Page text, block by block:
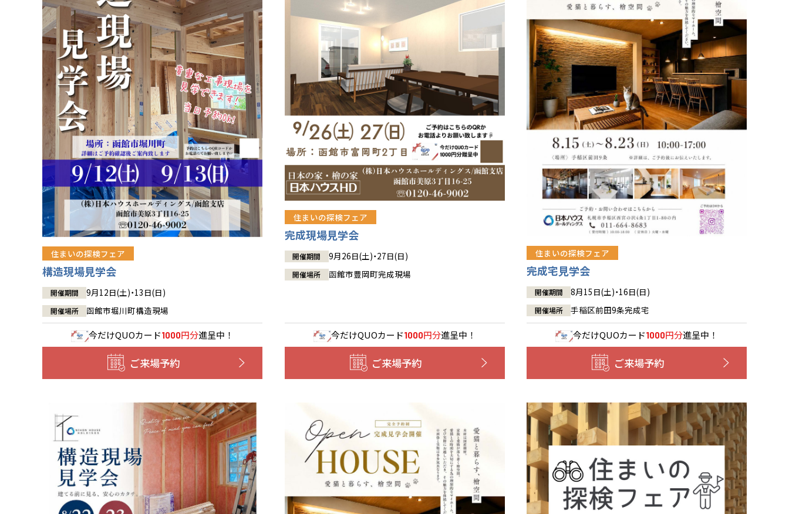
住まいの探検フェア
構造現場見学会
開催期間 9月12日(土)・13日(日)
開催場所 函館市堀川町構造現場
今だけQUOカード1000円分進呈中！
ご来場予約
住まいの探検フェア
完成現場見学会
開催期間 9月26日(土)・27日(日)
開催場所 函館市豊岡町完成現場
今だけQUOカード1000円分進呈中！
ご来場予約
住まいの探検フェア
完成宅見学会
開催期間 8月15日(土)・16日(日)
開催場所 手稲区前田9条完成宅
今だけQUOカード1000円分進呈中！
ご来場予約